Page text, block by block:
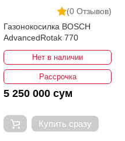
(0 Отзывов)
Газонокосилка BOSCH
AdvancedRotak 770
Нет в наличии
Рассрочка
5 250 000 сум
Купить сразу